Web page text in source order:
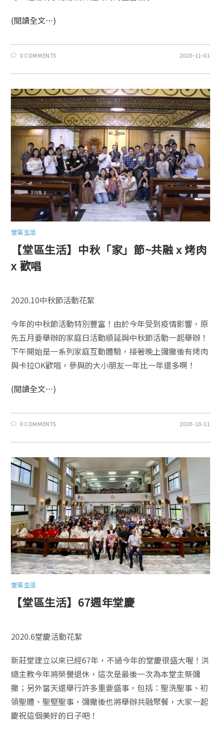
(閱讀全文…)
0 COMMENTS 2020-11-01
堂區生活
【堂區生活】中秋「家」節~共融 x 烤肉
x 歡唱
2020.10中秋節活動花絮
今年的中秋節活動特別豐富！由於今年受到疫情影響，原
先五月要舉辦的家庭日活動順延與中秋節活動一起舉辦！
下午開始是一系列家庭互動體驗，接著晚上彌撒後有烤肉
與卡拉OK歡唱，參與的大小朋友一年比一年還多啊！
(閱讀全文…)
0 COMMENTS 2020-10-11
堂區生活
【堂區生活】67週年堂慶
2020.6堂慶活動花絮
新莊堂建立以來已經67年，不過今年的堂慶很盛大喔！洪
總主教今年將榮譽退休，這次是最後一次為本堂主祭彌
撒；另外當天還舉行許多重要盛事，包括：聖洗聖事、初
領聖體、聖堅聖事，彌撒後也將舉辦共融聚餐，大家一起
慶祝這個美好的日子吧！